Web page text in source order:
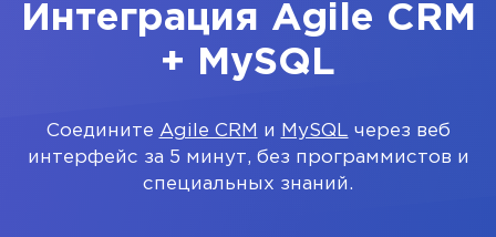
Интеграция Agile CRM
+ MySQL
Соедините Agile CRM и MySQL через веб
интерфейс за 5 минут, без программистов и
специальных знаний.